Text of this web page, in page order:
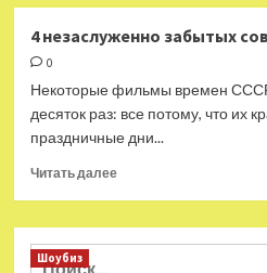
4 незаслуженно забытых
0
Некоторые фильмы времен
десяток раз: все потому, что их
праздничные дни...
Читать далееПрочитать
4 незаслуженно
Найти:
Шоубиз